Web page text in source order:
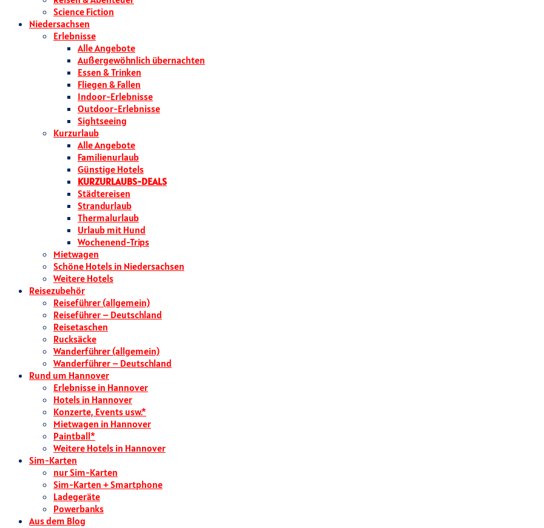
Science Fiction
Niedersachsen
Erlebnisse
Alle Angebote
Außergewöhnlich übernachten
Essen & Trinken
Fliegen & Fallen
Indoor-Erlebnisse
Outdoor-Erlebnisse
Sightseeing
Kurzurlaub
Alle Angebote
Familienurlaub
Günstige Hotels
KURZURLAUBS-DEALS
Städtereisen
Strandurlaub
Thermalurlaub
Urlaub mit Hund
Wochenend-Trips
Mietwagen
Schöne Hotels in Niedersachsen
Weitere Hotels
Reisezubehör
Reiseführer (allgemein)
Reiseführer – Deutschland
Reisetaschen
Rucksäcke
Wanderführer (allgemein)
Wanderführer – Deutschland
Rund um Hannover
Erlebnisse in Hannover
Hotels in Hannover
Konzerte, Events usw.*
Mietwagen in Hannover
Paintball*
Weitere Hotels in Hannover
Sim-Karten
nur Sim-Karten
Sim-Karten + Smartphone
Ladegeräte
Powerbanks
Aus dem Blog